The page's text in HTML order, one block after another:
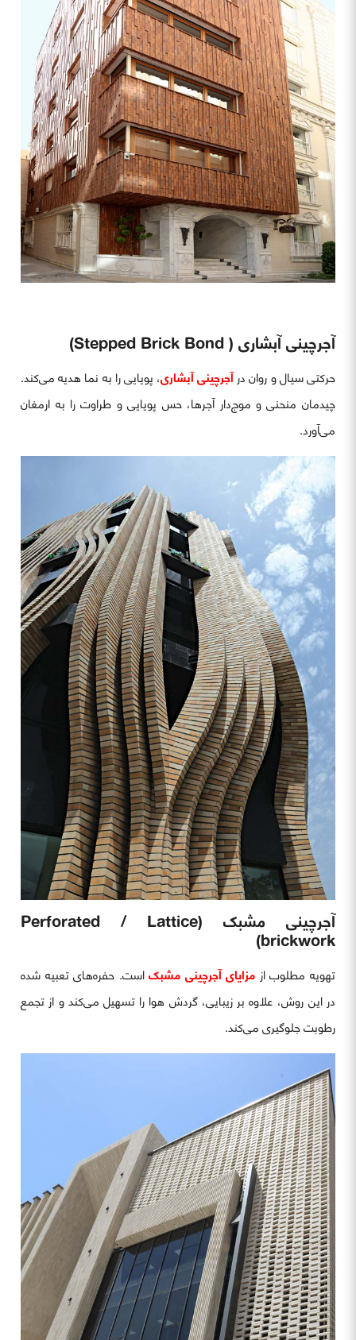
آجرچینی آبشاری (Stepped Brick Bond)
حرکتی سیال و روان درآجرچینی آبشاری، پویایی را به نما هدیه می‌کند.
چیدمان منحنی و موج‌دار آجرها، حس پویایی و طراوت را به ارمغان
می‌آورد.
آجرچینی مشبک (Perforated / Lattice
brickwork)
تهویه مطلوب ازمزایای آجرچینی مشبکاست. حفره‌های تعبیه شده
در این روش، علاوه بر زیبایی، گردش هوا را تسهیل می‌کند و از تجمع
رطوبت جلوگیری می‌کند.